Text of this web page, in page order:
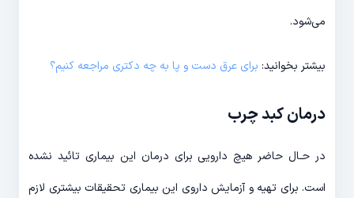
می‌­شود.
بیشتر بخوانید: برای عرق دست و پا به چه دکتری مراجعه کنیم؟
درمان کبد چرب
در حـال حاضر هیچ دارویی برای درمان این بیماری تائید نشده
است. برای تهیه و آزمایش داروی این بیماری تحقیقات بیشتری لازم